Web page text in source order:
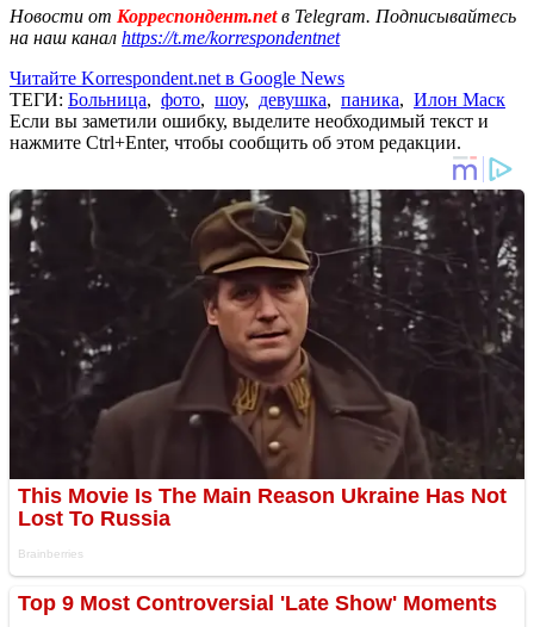
Новости от Корреспондент.netв Telegram. Подписывайтесь
на наш канал https://t.me/korrespondentnet
Читайте Korrespondent.net в Google News
ТЕГИ: Больница, фото, шоу, девушка, паника, Илон Маск
Если вы заметили ошибку, выделите необходимый текст и
нажмите Ctrl+Enter, чтобы сообщить об этом редакции.